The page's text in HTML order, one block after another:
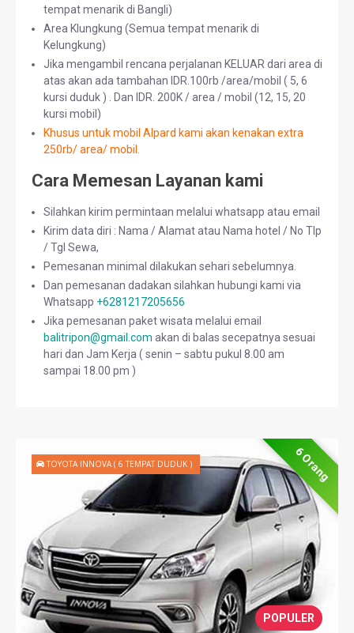
tempat menarik di Bangli)
Area Klungkung (Semua tempat menarik di
Kelungkung)
Jika mengambil rencana perjalanan KELUAR dari area di
atas akan ada tambahan IDR.100rb /area/mobil ( 5, 6
kursi duduk ) . Dan IDR. 200K / area / mobil (12, 15, 20
kursi mobil)
Khusus untuk mobil Alpard kami akan kenakan extra
250rb/ area/ mobil.
Cara Memesan Layanan kami
Silahkan kirim permintaan melalui whatsapp atau email
Kirim data diri : Nama / Alamat atau Nama hotel / No Tlp
/ Tgl Sewa,
Pemesanan minimal dilakukan sehari sebelumnya.
Dan pemesanan dadakan silahkan hubungi kami via
Whatsapp +6281217205656
Jika pemesanan paket wisata melalui email
balitripon@gmail.com akan di balas secepatnya sesuai
hari dan Jam Kerja ( senin – sabtu pukul 8.00 am
sampai 18.00 pm )
6 Orang
POPULER
TOYOTA INNOVA ( 6 TEMPAT DUDUK )